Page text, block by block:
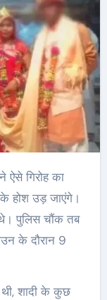
होश उड़ जाएंगे।
थे। पुलिस चौंक तब
के दौरान 9
थी, शादी के कुछ